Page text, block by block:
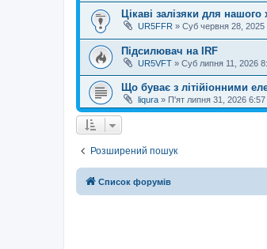
Цікаві залізяки для нашого
UR5FFR » Суб червня 28, 2025
Підсилювач на IRF
UR5VFT » Суб липня 11, 2026
Що буває з літійіонними
liqura » П'ят липня 31, 2026 6:57
Розширений пошук
Список форумів